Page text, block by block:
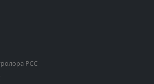
РСС